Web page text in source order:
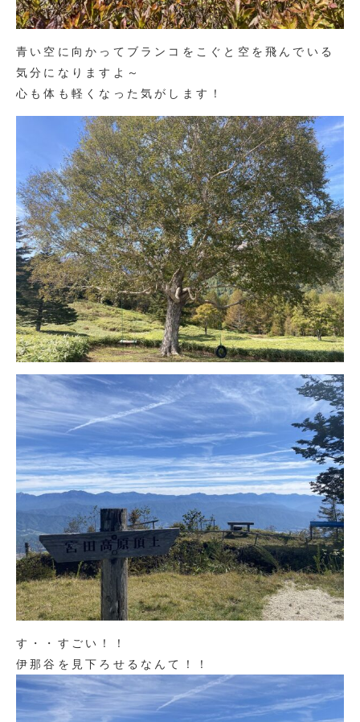
青い空に向かってブランコをこぐと空を飛んでいる
気分になりますよ～
心も体も軽くなった気がします！
す・・すごい！！
伊那谷を見下ろせるなんて！！